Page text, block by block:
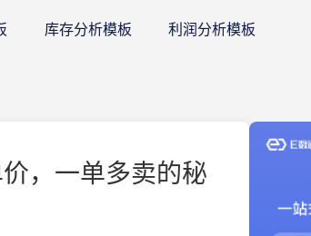
库存分析模板 利润分析模板
，一单多卖的秘